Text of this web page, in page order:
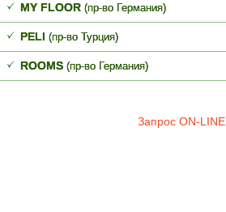
MY FLOOR (пр-во Германия)
PELI (пр-во Турция)
ROOMS (пр-во Германия)
Запрос ON-LINE